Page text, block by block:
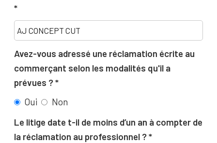
Avez-vous adressé une réclamation écrite au
commerçant selon les modalités qu'il a
prévues ?
Oui
Non
Le litige date t-il de moins d’un an à compter de
la réclamation au professionnel ?